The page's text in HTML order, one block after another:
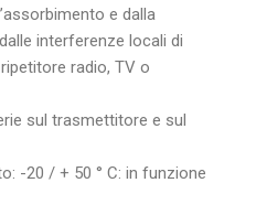
e dalla
interferenze locali di
radio, TV o
sul trasmettitore e sul
-20 / + 50 ° C: in funzione